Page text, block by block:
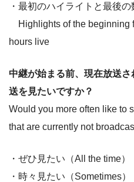
・最初のハイライトと最後
Highlights of the beginning
hours live
中継が始まる前、現在放送
送を見たいですか？
Would you more often like to
that are currently not
・ぜひ見たい（All the time）
・時々見たい（Sometimes）